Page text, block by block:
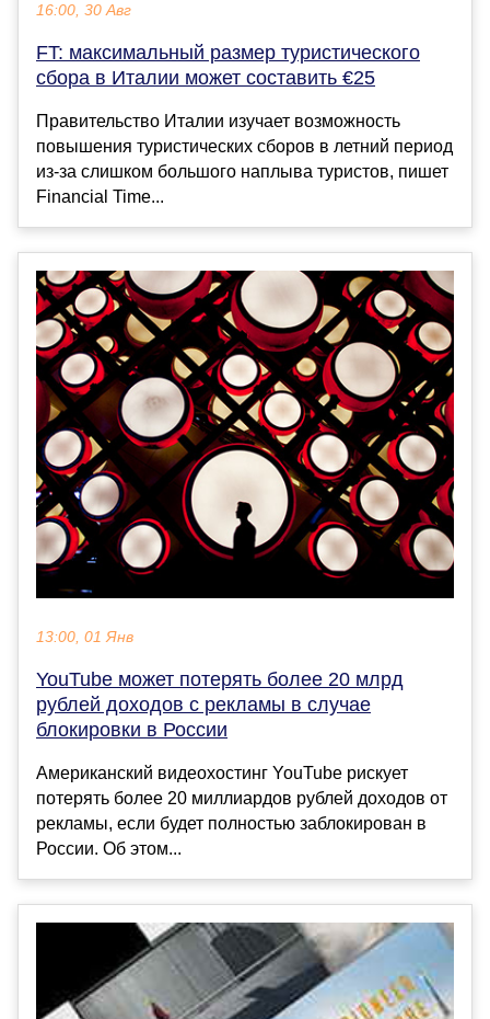
16:00, 30 Авг
FT: максимальный размер туристического
сбора в Италии может составить €25
Правительство Италии изучает возможность
повышения туристических сборов в летний период
из-за слишком большого наплыва туристов, пишет
Financial Time...
13:00, 01 Янв
YouTube может потерять более 20 млрд
рублей доходов с рекламы в случае
блокировки в России
Американский видеохостинг YouTube рискует
потерять более 20 миллиардов рублей доходов от
рекламы, если будет полностью заблокирован в
России. Об этом...